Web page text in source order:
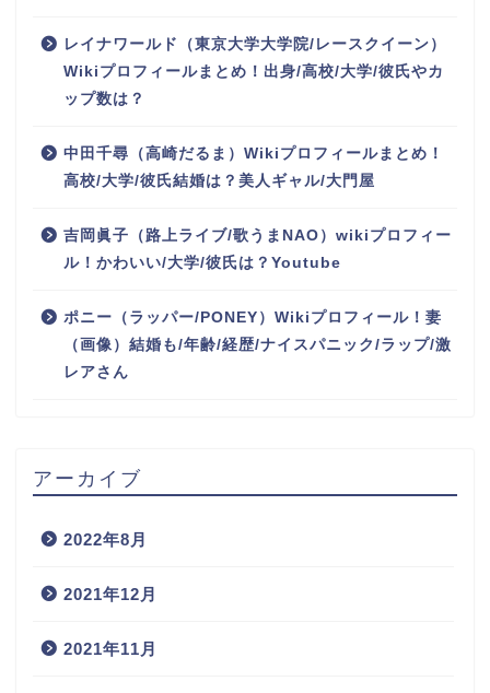
レイナワールド（東京大学大学院/レースクイーン）
Wikiプロフィールまとめ！出身/高校/大学/彼氏やカ
ップ数は？
中田千尋（高崎だるま）Wikiプロフィールまとめ！
高校/大学/彼氏結婚は？美人ギャル/大門屋
吉岡眞子（路上ライブ/歌うまNAO）wikiプロフィー
ル！かわいい/大学/彼氏は？Youtube
ポニー（ラッパー/PONEY）Wikiプロフィール！妻
（画像）結婚も/年齢/経歴/ナイスパニック/ラップ/激
レアさん
アーカイブ
2022年8月
2021年12月
2021年11月